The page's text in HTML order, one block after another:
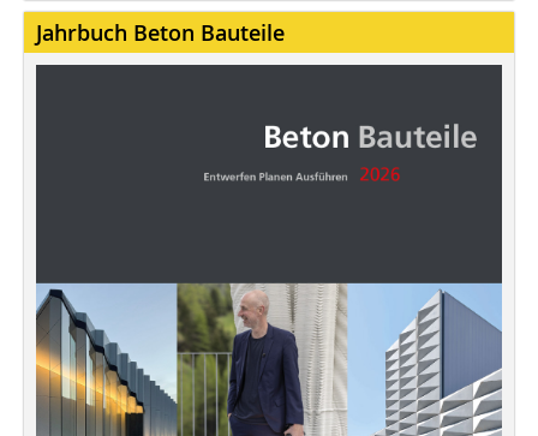
Jahrbuch Beton Bauteile